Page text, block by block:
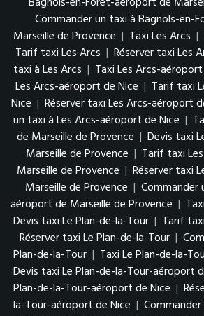
Commander un taxi à Bagnols-en-
Marseille de Provence | Taxi Les Arcs |
Tarif taxi Les Arcs | Réserver taxi Les
taxi à Les Arcs | Taxi Les Arcs-
Les Arcs-aéroport de Nice | Tarif taxi
Nice | Réserver taxi Les Arcs-aéroport
un taxi à Les Arcs-aéroport de Nice |
de Marseille de Provence | Devis taxi
Marseille de Provence | Tarif taxi
Marseille de Provence | Réserver taxi
Marseille de Provence | Commander
aéroport de Marseille de Provence |
Devis taxi Le Plan-de-la-Tour | Tarif
Réserver taxi Le Plan-de-la-Tour |
Plan-de-la-Tour | Taxi Le Plan-de-la-
Devis taxi Le Plan-de-la-Tour-aéroport
Plan-de-la-Tour-aéroport de Nice |
la-Tour-aéroport de Nice |